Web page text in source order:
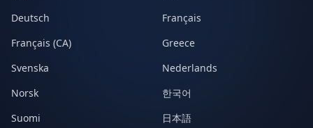
Deutsch
Français
Français (CA)
Greece
Svenska
Nederlands
Norsk
한국어
Suomi
日本語